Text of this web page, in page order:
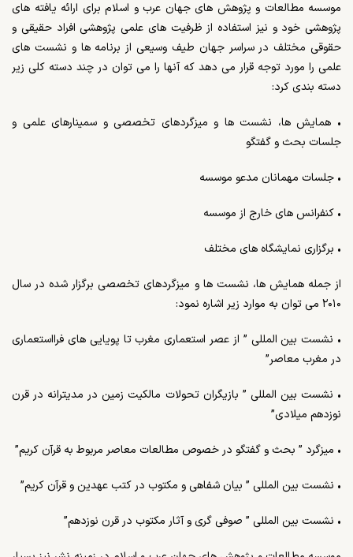
موسسه مطالعات و پژوهش های جهان عرب و اسلام برای ارائه یافته های
پژوهشی خود و نیز استفاده از ظرفیت های علمی پژوهشی افراد حقیقی و
حقوقی مختلف در سراسر جهان طیف وسیعی از برنامه ها و نشست های
علمی را مورد توجه قرار می دهد که آنها را می توان در چند دسته کلی زیر
دسته بندی کرد:
• همایش ها، نشست ها و میزگردهای تخصصی و سمینارهای علمی و
جلسات بحث و گفتگو
• جلسات مهمانان مدعو موسسه
• کنفرانس های خارج از موسسه
• برگزاری نمایشگاه های مختلف
از جمله همایش ها، نشست ها و میزگردهای تخصصی برگزار شده در سال
۲۰۱۰ می توان به موارد زیر اشاره نمود:
• نشست بین المللی ” از عصر استعماری مغرب تا پویایی های فرااستعماری
در مغرب معاصر”
• نشست بین المللی ” بازیگران تحولات مالکیت زمین در مدیترانه در قرن
نوزدهم میلادی”
• میزگرد ” بحث و گفتگو در خصوص مطالعات معاصر مربوط به قرآن کریم”
• نشست بین المللی ” بیان شفاهی و مکتوب در کتب عهدین و قرآن کریم”
• نشست بین المللی ” صوفی گری و آثار مکتوب در قرن نوزدهم”